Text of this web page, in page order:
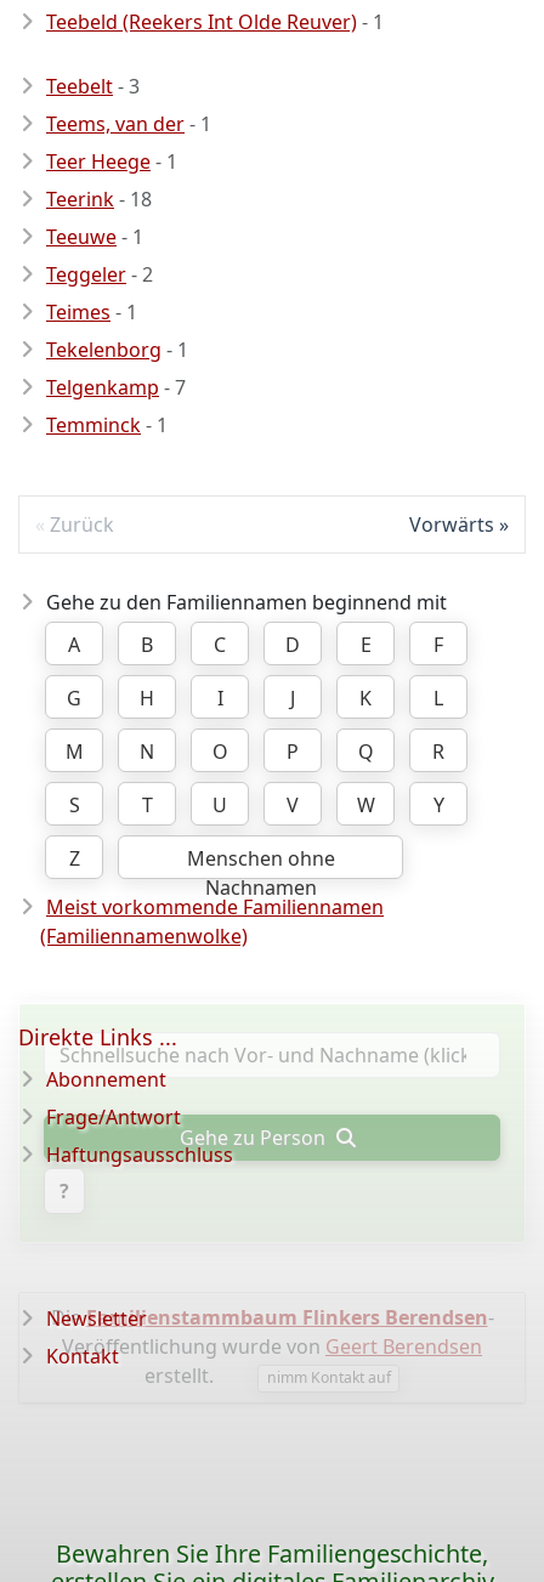
Teebeld (Reekers Int Olde Reuver)- 1
Teebelt- 3
Teems, van der- 1
Teer Heege- 1
Teerink- 18
Teeuwe- 1
Teggeler- 2
Teimes - 1
Tekelenborg - 1
Telgenkamp - 7
Temminck- 1
Zurück Vorwärts
Gehe zu den Familiennamen beginnend mit
A
B C D E
F
G
H I J K
L
M
N O P Q
R
S
T U V W
Y
Z
Menschen ohne
Nachnamen
Meist vorkommende Familiennamen
(Familiennamenwolke)
Gehe zu Person
?
DieFamilienstammbaum Flinkers Berendsen-
Veröffentlichung wurde von Geert Berendsen
erstellt.
nimm Kontakt auf
Direkte Links ...
Abonnement
Frage/Antwort
Haftungsausschluss
Newsletter
Kontakt
Bewahren Sie Ihre Familiengeschichte,